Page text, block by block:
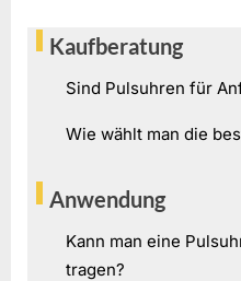
Kaufberatung
Sind Pulsuhren für
Wie wählt man die
Anwendung
Kann man eine
tragen?